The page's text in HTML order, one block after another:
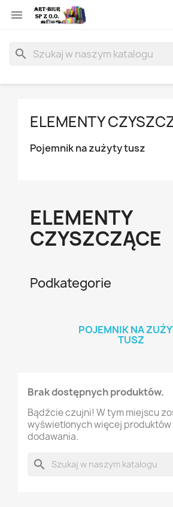

search
ELEMENTY
Pojemnik na zużyty tusz
ELEMENTY
CZYSZCZĄCE
Podkategorie
POJEMNIK NA
TUSZ
Brak dostępnych produktów.
Bądźcie czujni! W tym miejscu
wyświetlonych więcej produktów
dodawania.
search